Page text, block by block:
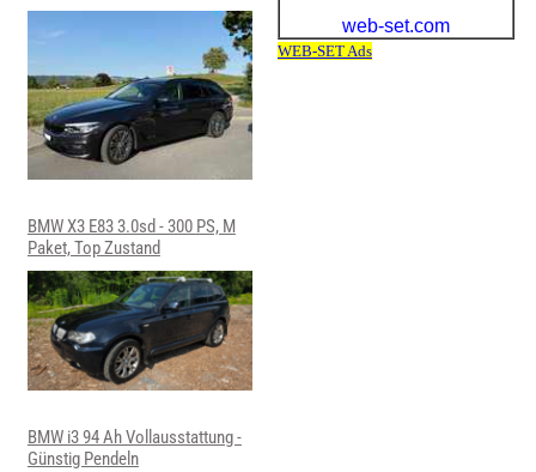
BMW X3 E83 3.0sd - 300 PS, M
Paket, Top Zustand
BMW i3 94 Ah Vollausstattung -
Günstig Pendeln